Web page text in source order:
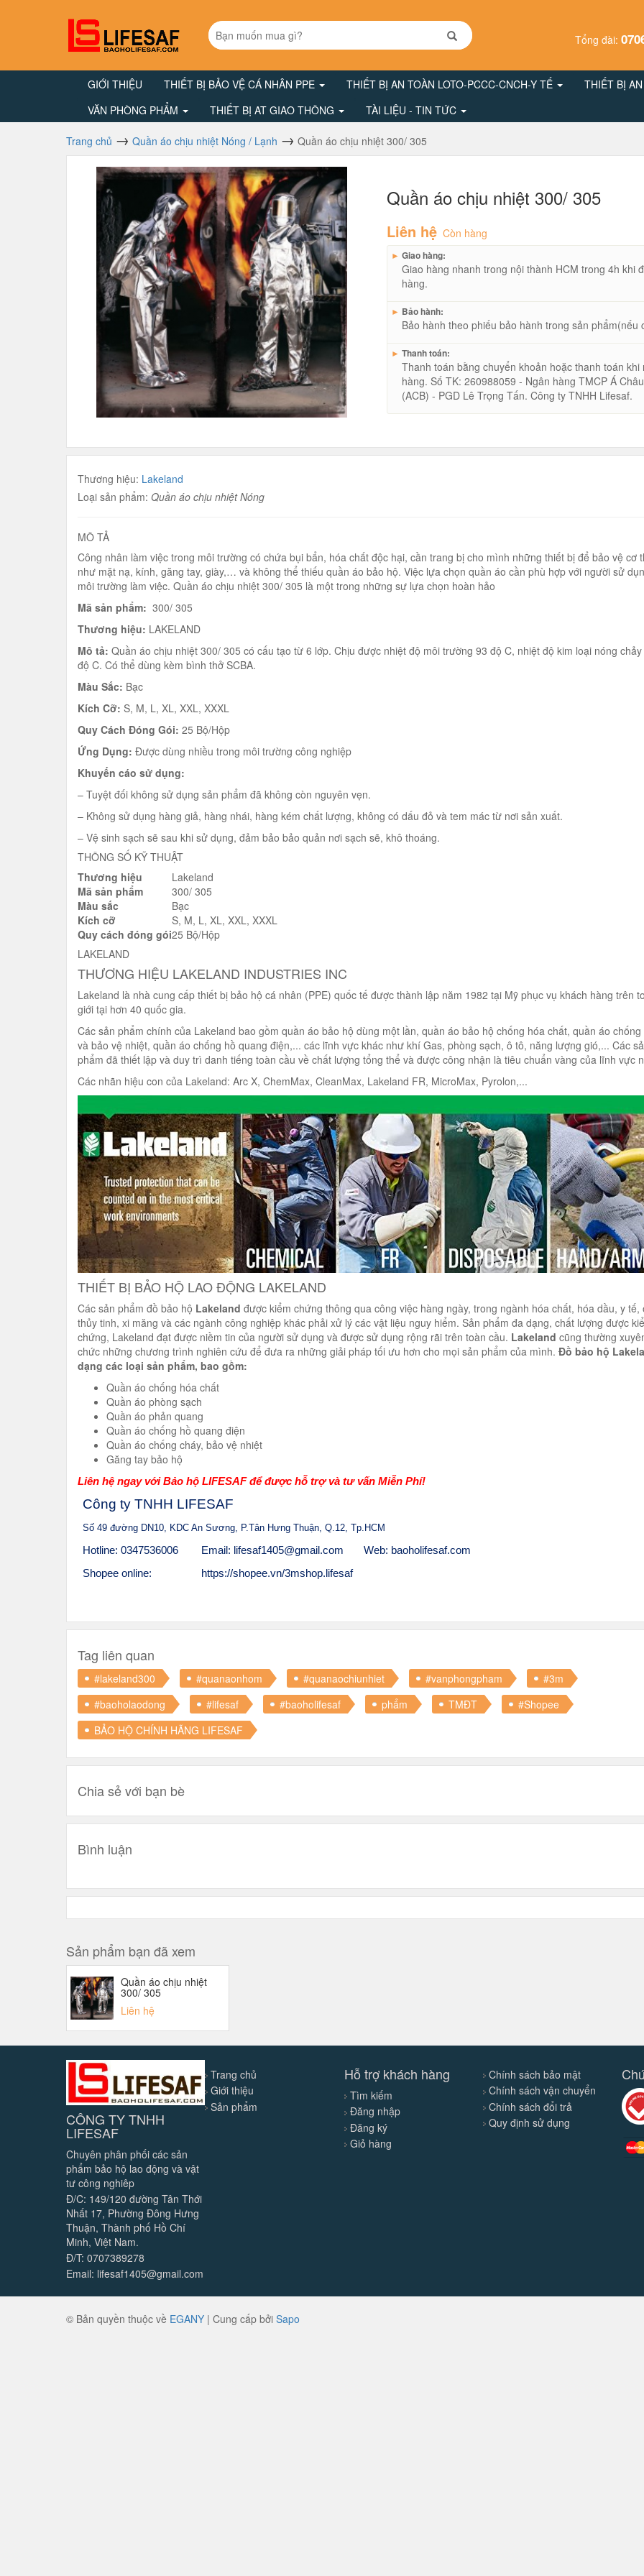
Tổng đài:
GIỚI THIỆU THIẾT BỊ BẢO VỆ CÁ NHÂN PPE THIẾT BỊ AN TOÀN LOTO-PCCC-CNCH-Y TẾ
THIẾT BỊ
VĂN PHÒNG PHẨM
THIẾT BỊ AT GIAO THÔNG TÀI LIỆU - TIN TỨC
Trang chủ Quần áo chịu nhiệt Nóng / Lạnh Quần áo chịu nhiệt 300/ 305
Quần áo chịu nhiệt 300/ 305
Liên hệ Còn hàng
► Giao hàng:
Giao hàng nhanh trong nội thành HCM trong 4h khi
hàng.
► Bảo hành:
Bảo hành theo phiếu bảo hành trong sản phẩm(nếu
► Thanh toán:
Thanh toán bằng chuyển khoản hoặc thanh toán khi
hàng. Số TK: 260988059 - Ngân hàng TMCP Á Châu
(ACB) - PGD Lê Trọng Tấn. Công ty TNHH Lifesaf.
Thương hiệu: Lakeland
Loại sản phẩm: Quần áo chịu nhiệt Nóng
MÔ TẢ
Công nhân làm việc trong môi trường có chứa bụi bẩn, hóa chất độc hại, cần trang bị cho mình những thiết bị để bảo vệ cơ
như mặt nạ, kính, găng tay, giày,… và không thể thiếu quần áo bảo hộ. Việc lựa chọn quần áo cần phù hợp với người sử
môi trường làm việc. Quần áo chịu nhiệt 300/ 305 là một trong những sự lựa chọn hoàn hảo
Mã sản phẩm: 300/ 305
Thương hiệu: LAKELAND
Mô tả: Quần áo chịu nhiệt 300/ 305 có cấu tạo từ 6 lớp. Chịu được nhiệt độ môi trường 93 độ C, nhiệt độ kim loại nóng chảy
độ C. Có thể dùng kèm bình thở SCBA.
Màu Sắc: Bạc
Kích Cỡ: S, M, L, XL, XXL, XXXL
Quy Cách Đóng Gói: 25 Bộ/Hộp
Ứng Dụng: Được dùng nhiều trong môi trường công nghiệp
Khuyến cáo sử dụng:
– Tuyệt đối không sử dụng sản phẩm đã không còn nguyên vẹn.
– Không sử dụng hàng giả, hàng nhái, hàng kém chất lượng, không có dấu đỏ và tem mác từ nơi sản xuất.
– Vệ sinh sạch sẽ sau khi sử dụng, đảm bảo bảo quản nơi sạch sẽ, khô thoáng.
THÔNG SỐ KỸ THUẬT
Thương hiệu
Lakeland
Mã sản phẩm
300/ 305
Màu sắc
Bạc
Kích cỡ
S, M, L, XL, XXL, XXXL
Quy cách đóng gói25 Bộ/Hộp
LAKELAND
THƯƠNG HIỆU LAKELAND INDUSTRIES INC
Lakeland là nhà cung cấp thiết bị bảo hộ cá nhân (PPE) quốc tế được thành lập năm 1982 tại Mỹ phục vụ khách hàng trên
giới tại hơn 40 quốc gia.
Các sản phẩm chính của Lakeland bao gồm quần áo bảo hộ dùng một lần, quần áo bảo hộ chống hóa chất, quần áo chống
và bảo vệ nhiệt, quần áo chống hồ quang điện,... các lĩnh vực khác như khí Gas, phòng sạch, ô tô, năng lượng gió,... Các
phẩm đã thiết lập và duy trì danh tiếng toàn cầu về chất lượng tổng thể và được công nhận là tiêu chuẩn vàng của lĩnh vực
Các nhãn hiệu con của Lakeland: Arc X, ChemMax, CleanMax, Lakeland FR, MicroMax, Pyrolon,...
THIẾT BỊ BẢO HỘ LAO ĐỘNG LAKELAND
Các sản phẩm đồ bảo hộ Lakeland được kiểm chứng thông qua công việc hàng ngày, trong ngành hóa chất, hóa dầu, y tế,
thủy tinh, xi măng và các ngành công nghiệp khác phải xử lý các vật liệu nguy hiểm. Sản phẩm đa dạng, chất lượng được
chứng, Lakeland đạt được niềm tin của người sử dụng và được sử dụng rộng rãi trên toàn cầu. Lakeland cũng thường
chức những chương trình nghiên cứu để đưa ra những giải pháp tối ưu hơn cho mọi sản phẩm của mình. Đồ bảo hộ
dạng các loại sản phẩm, bao gồm:
Quần áo chống hóa chất
Quần áo phòng sạch
Quần áo phản quang
Quần áo chống hồ quang điện
Quần áo chống cháy, bảo vệ nhiệt
Găng tay bảo hộ
Liên hệ ngay với Bảo hộ LIFESAF để được hỗ trợ và tư vấn Miễn Phí!
Công ty TNHH LIFESAF
Số 49 đường DN10, KDC An Sương, P.Tân Hưng Thuận, Q.12, Tp.HCM
Hotline: 0347536006 Email: lifesaf1405@gmail.com
Web: baoholifesaf.com
Shopee online:
https://shopee.vn/3mshop.lifesaf
Tag liên quan
#lakeland300 #quanaonhom #quanaochiunhiet #vanphongpham
#3m
#baoholaodong
#lifesaf #baoholifesaf phẩm TMĐT
#Shopee
BẢO HỘ CHÍNH HÃNG LIFESAF
Chia sẻ với bạn bè
Bình luận
Sản phẩm bạn đã xem
Quần áo chịu nhiệt
300/ 305
Liên hệ
CÔNG TY TNHH
LIFESAF
Chuyên phân phối các sản
phẩm bảo hộ lao động và vật
tư công nghiêp
Đ/C: 149/120 đường Tân Thới
Nhất 17, Phường Đông Hưng
Thuận, Thành phố Hồ Chí
Minh, Việt Nam.
Đ/T: 0707389278
Email: lifesaf1405@gmail.com
Trang chủ
Giới thiệu
Sản phẩm
Hỗ trợ khách hàng
Tìm kiếm
Đăng nhập
Đăng ký
Giỏ hàng
Chính sách bảo mật
Chính sách vận chuyển
Chính sách đổi trả
Quy định sử dụng
© Bản quyền thuộc về EGANY | Cung cấp bởi Sapo